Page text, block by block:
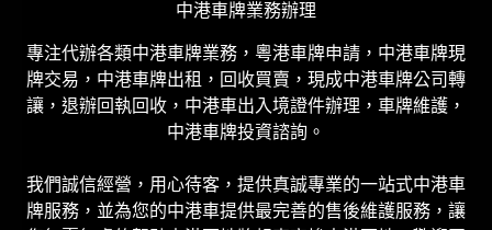
中港車牌業務辦理
專注代辦各類中港車牌業務，粵港車牌申請，中港車牌現
牌交易，中港車牌出租，回收買賣，現成中港車牌公司轉
讓，退辦回執回收，中港車出入境證件辦理，車牌維護，
中港車牌投資諮詢。
我們誠信經營，用心待客，提供真誠專業的一站式中港車
牌服務，並為您的中港車提供最完善的售後維護服務，讓